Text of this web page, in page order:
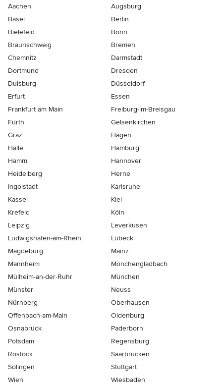
Aachen
Augsburg
Basel
Berlin
Bielefeld
Bonn
Braunschweig
Bremen
Chemnitz
Darmstadt
Dortmund
Dresden
Duisburg
Düsseldorf
Erfurt
Essen
Frankfurt am Main
Freiburg-im-Breisgau
Fürth
Gelsenkirchen
Graz
Hagen
Halle
Hamburg
Hamm
Hannover
Heidelberg
Herne
Ingolstadt
Karlsruhe
Kassel
Kiel
Krefeld
Köln
Leipzig
Leverkusen
Ludwigshafen-am-Rhein
Lübeck
Magdeburg
Mainz
Mannheim
Mönchen­gladbach
Mülheim-an-der-Ruhr
München
Münster
Neuss
Nürnberg
Oberhausen
Offenbach-am-Main
Oldenburg
Osnabrück
Paderborn
Potsdam
Regensburg
Rostock
Saarbrücken
Solingen
Stuttgart
Wien
Wiesbaden